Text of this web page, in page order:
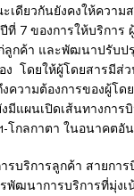
ดียวกันยังคงให้ความ
7 ของการให้บริการ
ลูกค้า และพัฒนาปรับป
ง โดยให้ผู้โดยสารมีส่
ความต้องการของผู้โ
แผนเปิดเส้นทางการ
-โกลกาตา ในอนาคตอั
บริการลูกค้า สายกา
ฒนาการบริการที่มุ่งเ